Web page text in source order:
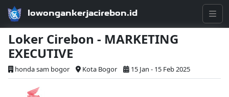
lowongankerjacirebon.id
Loker Cirebon - MARKETING
EXECUTIVE
honda sam bogor Kota Bogor 15 Jan - 15 Feb 2025